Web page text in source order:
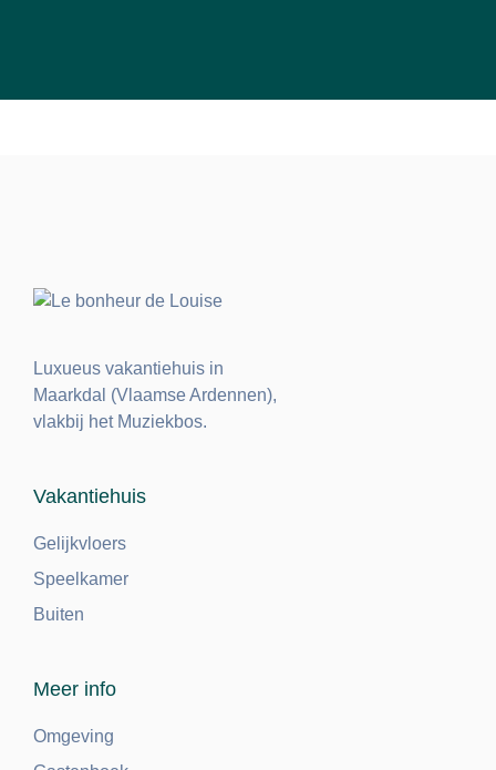
Luxueus vakantiehuis in
Maarkdal (Vlaamse Ardennen),
vlakbij het Muziekbos.
Vakantiehuis
Gelijkvloers
Speelkamer
Buiten
Meer info
Omgeving